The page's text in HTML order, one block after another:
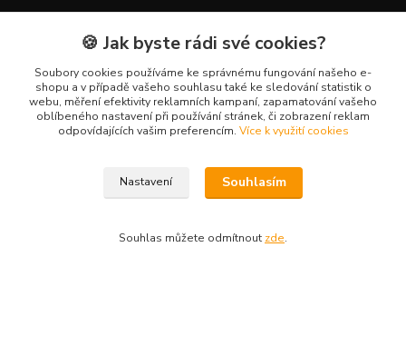
Plzeň, 312 00
kancelář
+420 603 332 100
🍪 Jak byste rádi své cookies?
Soubory cookies používáme ke správnému fungování našeho e-
shopu a v případě vašeho souhlasu také ke sledování statistik o
webu, měření efektivity reklamních kampaní, zapamatování vašeho
oblíbeného nastavení při používání stránek, či zobrazení reklam
odpovídajících vašim preferencím. Více k využití cookies
Nastavení Souhlasím
Souhlas můžete odmítnout zde.